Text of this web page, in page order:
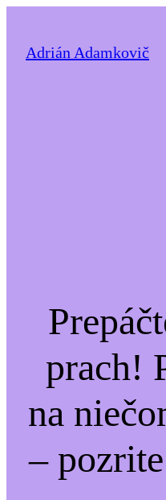
Adrián Adamkovič
prach!
na
–